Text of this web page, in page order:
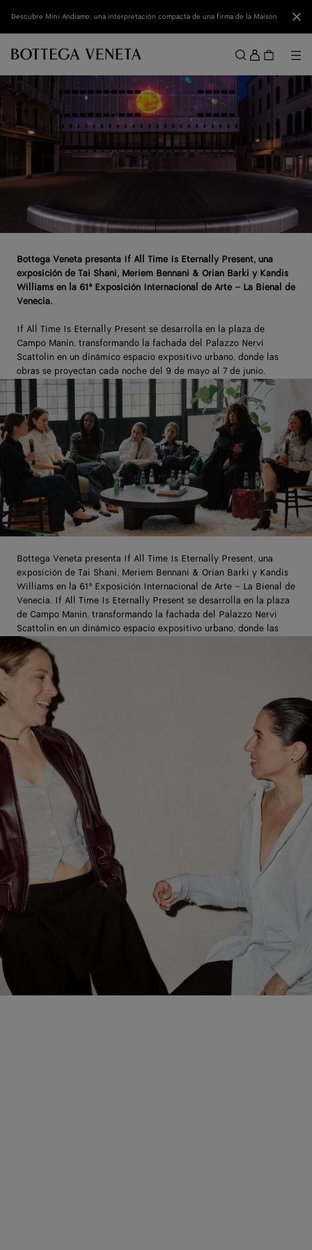
Descubre Mini Andiamo: una interpretación compacta de una firma de la Maison
Menú
Bottega Veneta presenta If All Time Is Eternally Present, una
exposición de Tai Shani, Meriem Bennani & Orian Barki y Kandis
Williams en la 61ª Exposición Internacional de Arte – La Bienal de
Venecia.
If All Time Is Eternally Present se desarrolla en la plaza de
Campo Manin, transformando la fachada del Palazzo Nervi
Scattolin en un dinámico espacio expositivo urbano, donde las
obras se proyectan cada noche del 9 de mayo al 7 de junio.
Bottega Veneta presenta If All Time Is Eternally Present, una
exposición de Tai Shani, Meriem Bennani & Orian Barki y Kandis
Williams en la 61ª Exposición Internacional de Arte – La Bienal de
Venecia. If All Time Is Eternally Present se desarrolla en la plaza
de Campo Manin, transformando la fachada del Palazzo Nervi
Scattolin en un dinámico espacio expositivo urbano, donde las
obras se proyectan cada noche del 9 de mayo al 7 de junio.